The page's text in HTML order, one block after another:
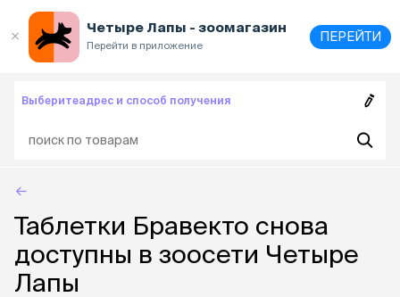
Четыре Лапы - зоомагазин
Перейти в приложение
ПЕРЕЙТИ
Выберитеадрес и способ получения
Таблетки Бравекто снова
доступны в зоосети Четыре
Лапы